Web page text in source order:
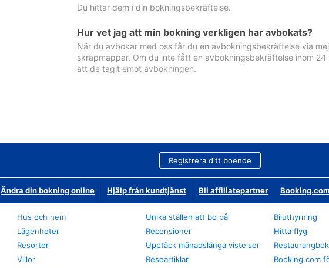
Du hittar dem i din bokningsbekräftelse.
Hur vet jag att min bokning verkligen har avbokats?
När du avbokar med oss får du en avbokningsbekräftelse via
skräpmappar. Om du inte fått en avbokningsbekräftelse inom
att de tagit emot avbokningen.
Registrera ditt boende
Ändra din bokning online Hjälp från kundtjänst Bli affiliatepartner
Hus och hem
Lägenheter
Resorter
Villor
Unika ställen att bo på
Recensioner
Upptäck månadslånga vistelser
Researtiklar
Biluthyrning
Hitta flyg
Booking.com